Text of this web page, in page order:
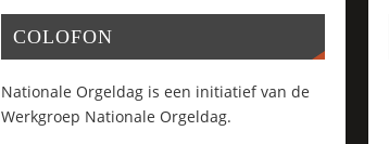
COLOFON
Nationale Orgeldag is een initiatief van de
Werkgroep Nationale Orgeldag.